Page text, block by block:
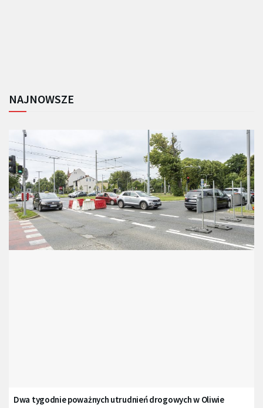
NAJNOWSZE
Dwa tygodnie poważnych utrudnień drogowych w Oliwie